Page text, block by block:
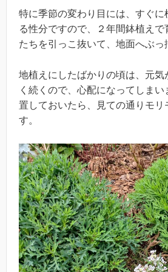
特に季節の変わり目には、すぐに
る性分ですので、２年間鉢植えで
たちを引っこ抜いて、地面へぶっ
地植えにしたばかりの頃は、元気
く続くので、心配になってしま
置しておいたら、見ての通りモリ
す。